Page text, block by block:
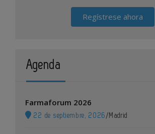
Regístrese ahora
Agenda
Farmaforum 2026
22 de septiembre, 2026 / Madrid